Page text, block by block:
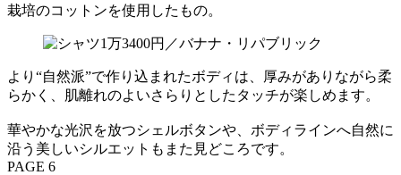
栽培のコットンを使用したもの。
より“自然派”で作り込まれたボディは、厚みがありながら柔
らかく、肌離れのよいさらりとしたタッチが楽しめます。
華やかな光沢を放つシェルボタンや、ボディラインへ自然に
沿う美しいシルエットもまた見どころです。
PAGE 6